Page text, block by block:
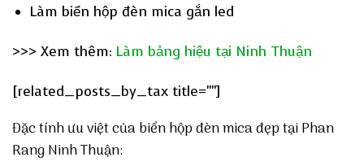
Làm biển hộp đèn mica gắn led
>>> Xem thêm: Làm bảng hiệu tại Ninh Thuận
[related_posts_by_tax title=""]
Đặc tính ưu việt của biển hộp đèn mica đẹp tại Phan
Rang Ninh Thuận: